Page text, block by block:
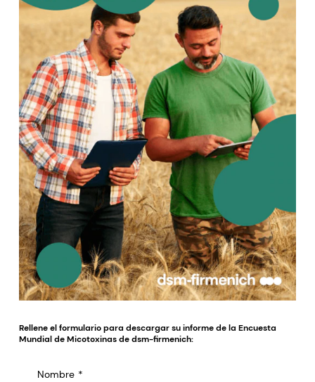
Rellene el formulario para descargar su informe de la Encuesta
Mundial de Micotoxinas de dsm-firmenich:
Nombre